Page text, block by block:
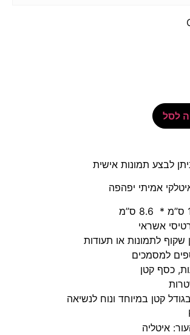
לסל
לבצע תמונות אישית
אמיתי יפהפה
לתמונות או תעודות
כסף קטן
קטן במיוחד ונוח לנשיאה
איטליה